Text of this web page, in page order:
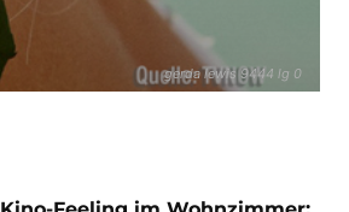
gerda lewis 9444 lg 0